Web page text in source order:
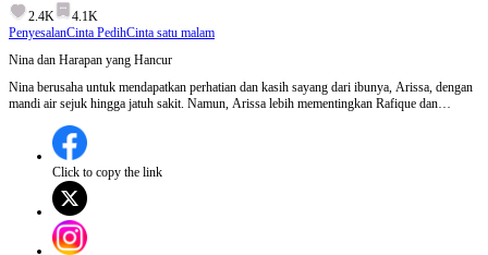
2.4K
4.1K
PenyesalanCinta PedihCinta satu malam
Nina dan Harapan yang Hancur
Nina berusaha untuk mendapatkan perhatian dan kasih sayang dari ibunya, Arissa, dengan
mandi air sejuk hingga jatuh sakit. Namun, Arissa lebih mementingkan Rafique dan
Arissa yang mengabaikan anak kandungnya sendiri.Apakah Zikri akan mengambil tindakan
drastik untuk melindungi Nina setelah ini?
Click to copy the link